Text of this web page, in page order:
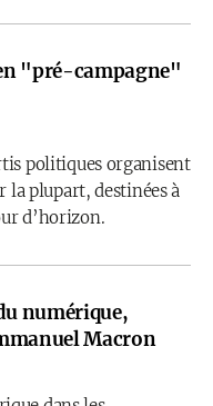
"pré-campagne"
politiques organisent
la plupart, destinées à
d’horizon.
numérique,
Macron